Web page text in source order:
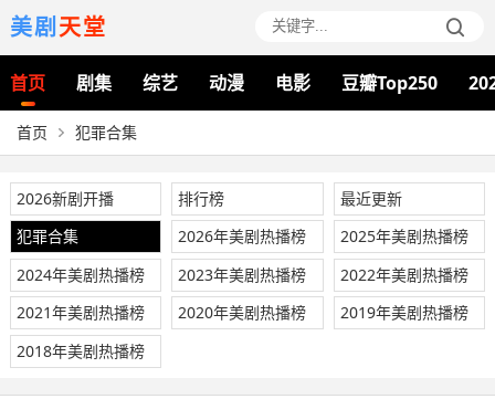
美剧天堂
首页 剧集 综艺 动漫 电影 豆瓣Top250
首页 犯罪合集
2026新剧开播 排行榜
最近更新
犯罪合集
2026年美剧热播榜
2025年美剧热播榜
2024年美剧热播榜
2023年美剧热播榜
2022年美剧热播榜
2021年美剧热播榜
2020年美剧热播榜
2019年美剧热播榜
2018年美剧热播榜